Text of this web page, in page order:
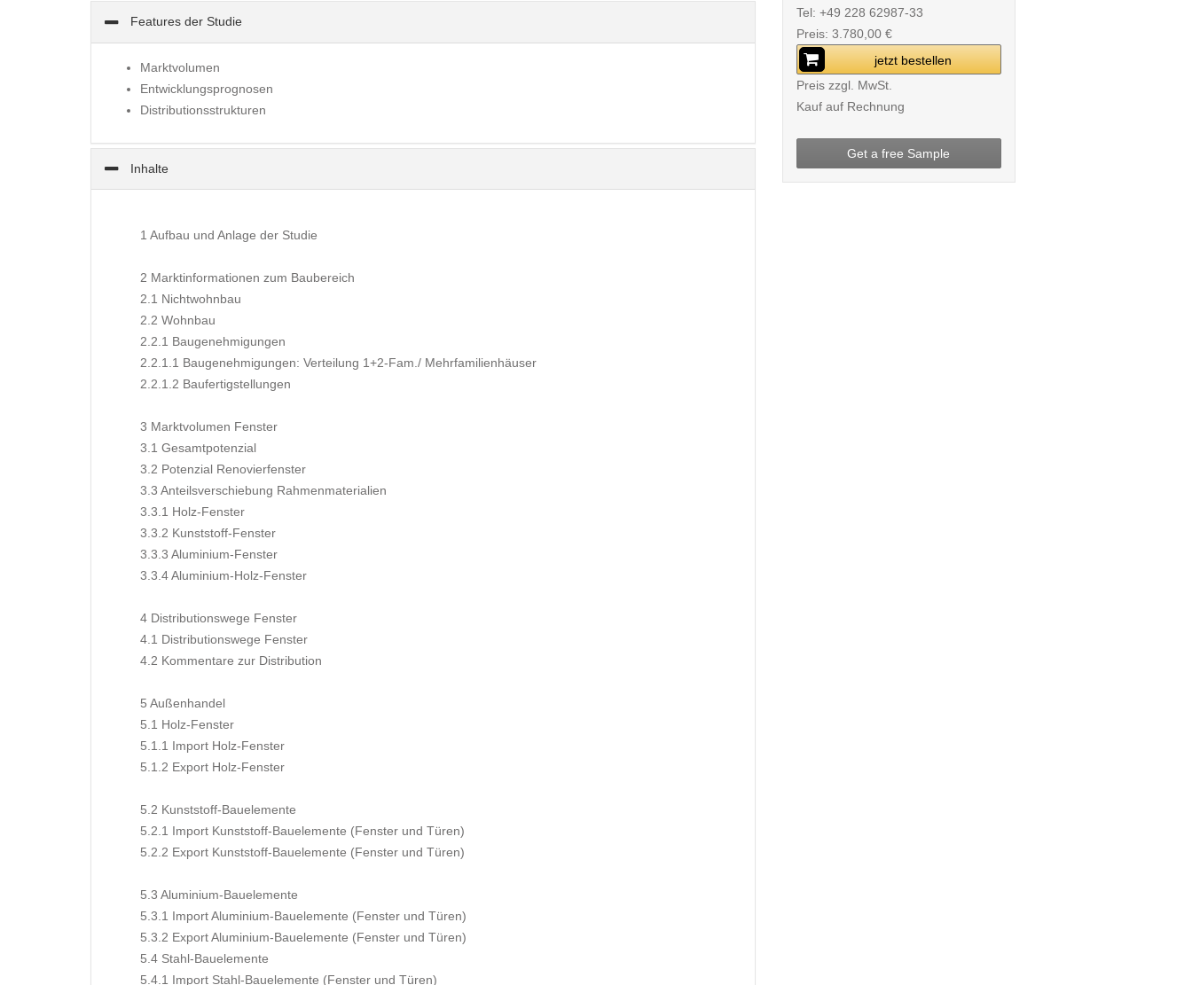
Features der Studie
Marktvolumen
Entwicklungsprognosen
Distributionsstrukturen
Inhalte
1 Aufbau und Anlage der Studie
2 Marktinformationen zum Baubereich
2.1 Nichtwohnbau
2.2 Wohnbau
2.2.1 Baugenehmigungen
2.2.1.1 Baugenehmigungen: Verteilung 1+2-Fam./ Mehrfamilienhäuser
2.2.1.2 Baufertigstellungen
3 Marktvolumen Fenster
3.1 Gesamtpotenzial
3.2 Potenzial Renovierfenster
3.3 Anteilsverschiebung Rahmenmaterialien
3.3.1 Holz-Fenster
3.3.2 Kunststoff-Fenster
3.3.3 Aluminium-Fenster
3.3.4 Aluminium-Holz-Fenster
4 Distributionswege Fenster
4.1 Distributionswege Fenster
4.2 Kommentare zur Distribution
5 Außenhandel
5.1 Holz-Fenster
5.1.1 Import Holz-Fenster
5.1.2 Export Holz-Fenster
5.2 Kunststoff-Bauelemente
5.2.1 Import Kunststoff-Bauelemente (Fenster und Türen)
5.2.2 Export Kunststoff-Bauelemente (Fenster und Türen)
5.3 Aluminium-Bauelemente
5.3.1 Import Aluminium-Bauelemente (Fenster und Türen)
5.3.2 Export Aluminium-Bauelemente (Fenster und Türen)
5.4 Stahl-Bauelemente
5.4.1 Import Stahl-Bauelemente (Fenster und Türen)
Tel: +49 228 62987-33
Preis: 3.780,00 €
jetzt bestellen
Preis zzgl. MwSt.
Kauf auf Rechnung
Get a free Sample